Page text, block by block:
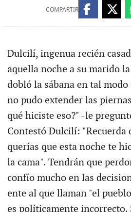
COMPARTIR
Dulcilí, ingenua recién
aquella noche a su marido
dobló la sábana en tal
no pudo extender las
qué hiciste eso?" -le
Contestó Dulcilí: "Recuerda
querías que esta noche te
la cama". Tendrán que
confío mucho en las
ente al que llaman "el
es políticamente incorrecto.